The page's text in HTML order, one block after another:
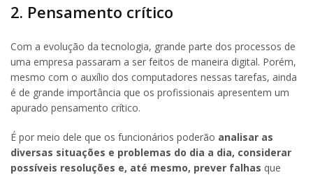
2. Pensamento crítico
Com a evolução da tecnologia, grande parte dos processos de
uma empresa passaram a ser feitos de maneira digital. Porém,
mesmo com o auxílio dos computadores nessas tarefas, ainda
é de grande importância que os profissionais apresentem um
apurado pensamento crítico.
É por meio dele que os funcionários poderão analisar as
diversas situações e problemas do dia a dia, considerar
possíveis resoluções e, até mesmo, prever falhas que